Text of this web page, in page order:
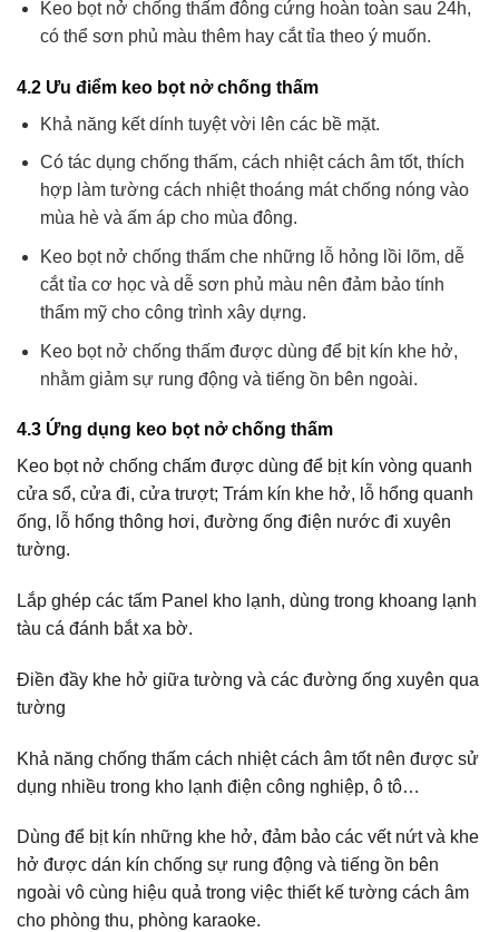
Keo bọt nở chống thấm đông cứng hoàn toàn sau 24h,
có thể sơn phủ màu thêm hay cắt tỉa theo ý muốn.
4.2 Ưu điểm keo bọt nở chống thấm
Khả năng kết dính tuyệt vời lên các bề mặt.
Có tác dụng chống thấm, cách nhiệt cách âm tốt, thích
hợp làm tường cách nhiệt thoáng mát chống nóng vào
mùa hè và ấm áp cho mùa đông.
Keo bọt nở chống thấm che những lỗ hỏng lồi lõm, dễ
cắt tỉa cơ học và dễ sơn phủ màu nên đảm bảo tính
thẩm mỹ cho công trình xây dựng.
Keo bọt nở chống thấm được dùng để bịt kín khe hở,
nhằm giảm sự rung động và tiếng ồn bên ngoài.
4.3 Ứng dụng keo bọt nở chống thấm
Keo bọt nở chống chấm được dùng để bịt kín vòng quanh
cửa sổ, cửa đi, cửa trượt; Trám kín khe hở, lỗ hổng quanh
ống, lỗ hổng thông hơi, đường ống điện nước đi xuyên
tường.
Lắp ghép các tấm Panel kho lạnh, dùng trong khoang lạnh
tàu cá đánh bắt xa bờ.
Điền đầy khe hở giữa tường và các đường ống xuyên qua
tường
Khả năng chống thấm cách nhiệt cách âm tốt nên được sử
dụng nhiều trong kho lạnh điện công nghiệp, ô tô…
Dùng để bịt kín những khe hở, đảm bảo các vết nứt và khe
hở được dán kín chống sự rung động và tiếng ồn bên
ngoài vô cùng hiệu quả trong việc thiết kế tường cách âm
cho phòng thu, phòng karaoke.